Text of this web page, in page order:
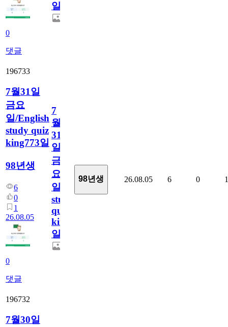
0
댓글
일
196733
7월31일
금요
일/English
study quiz
king773일
98년생
6
0
1
26.08.05
0
댓글
7
월
31
일
금
요
일/English
study
quiz
king773
일
98년생 26.08.05 6 0 1
196732
7월30일